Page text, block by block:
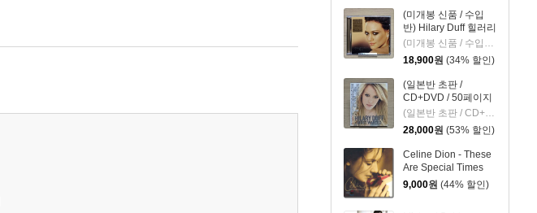
(미개봉 신품 / 수입
반) Hilary Duff 힐러리
더프 - Dignity
(미개봉 신품 / 수입반) Hilary Duff 힐러리 더프 - Dignity
18,900원 (34% 할인)
(일본반 초판 /
CD+DVD / 50페이지
포토북 한정반) Hilary
Duff 힐러리 더프 -
Most Wanted
(일본반 초판 / CD+DVD / 50페이지 포토북 한정반) Hilary Duff 힐러리 더프 - Most Wanted
28,000원 (53% 할인)
Celine Dion - These
Are Special Times
9,000원 (44% 할인)